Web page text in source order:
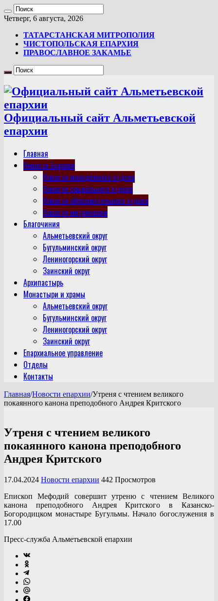
Четверг, 6 августа, 2026
ТАТАРСТАНСКАЯ МИТРОПОЛИЯ
ЧИСТОПОЛЬСКАЯ ЕПАРХИЯ
ПРАВОСЛАВНОЕ ЗАКАМЬЕ
Официальный сайт Альметьевской
епархии
Главная
Новости Епархии
Новости молодежного отдела
Новости социального отдела
Новости образовательного отдела
Новости митрополии
Благочиния
Альметьевский округ
Бугульминский округ
Лениногорский округ
Заинский округ
Архипастырь
Монастыри и храмы
Альметьевский округ
Бугульминский округ
Лениногорский округ
Заинский округ
Епархиальное управление
Отделы
Контакты
Главная/Новости епархии/Утреня с чтением великого
покаянного канона преподобного Андрея Критского
Утреня с чтением великого
покаянного канона преподобного
Андрея Критского
17.04.2024 Новости епархии 442 Просмотров
Епископ Мефодий совершит утреню с чтением Великого
канона преподобного Андрея Критского в Казанско-
Богородицком монастыре Бугульмы. Начало богослужения в
17.00
Пресс-служба Альметьевской епархии